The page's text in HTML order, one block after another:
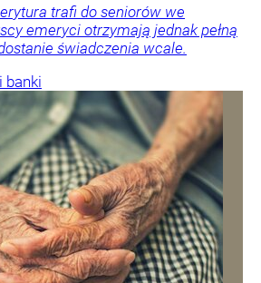
trafi do seniorów we
emeryci otrzymają jednak pełną
świadczenia wcale.
banki